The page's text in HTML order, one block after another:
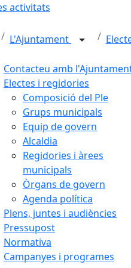
activitats
L'Ajuntament
Contacteu amb
Electes i regidories
Composició del Ple
Grups municipals
Equip de govern
Alcaldia
Regidories i àrees
municipals
Òrgans de govern
Agenda política
Plens, juntes i audiències
Pressupost
Normativa
Campanyes i programes